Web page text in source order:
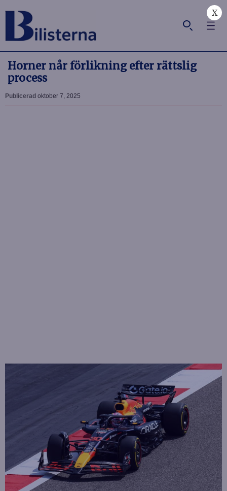
X
Horner når förlikning efter rättslig
process
Publicerad oktober 7, 2025